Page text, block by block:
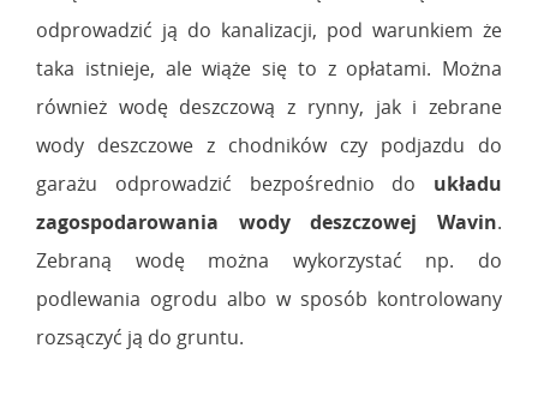
odprowadzić ją do kanalizacji, pod warunkiem że
taka istnieje, ale wiąże się to z opłatami. Można
również wodę deszczową z rynny, jak i zebrane
wody deszczowe z chodników czy podjazdu do
garażu odprowadzić bezpośrednio do układu
zagospodarowania wody deszczowej Wavin.
Zebraną wodę można wykorzystać np. do
podlewania ogrodu albo w sposób kontrolowany
rozsączyć ją do gruntu.